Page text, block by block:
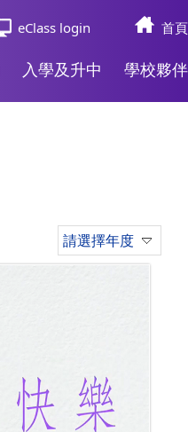
eClass login 首頁
入學及升中 學校夥伴
請選擇年度